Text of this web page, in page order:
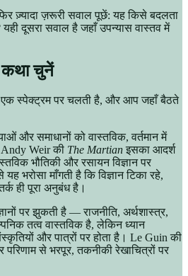
ज़्यादा ज़रूरी सवाल पूछें: यह किसे बदलता
दूसरा सवाल है जहाँ उपन्यास वास्तव में
कथा चुनें
एक स्पेक्ट्रम पर चलती है, और आप जहाँ बैठते
और समाधानों को वास्तविक, वर्तमान में
Weir की The Martianइसका आदर्श
भौतिकी और रसायन विज्ञान पर
भरोसा माँगती है कि विज्ञान टिका रहे,
ही पूरा अनुबंध है।
पर झुकती है — राजनीति, अर्थशास्त्र,
तत्व वास्तविक है, लेकिन ध्यान
और पात्रों पर होता है। Le Guin की
से भरपूर, तकनीकी रेखाचित्रों पर